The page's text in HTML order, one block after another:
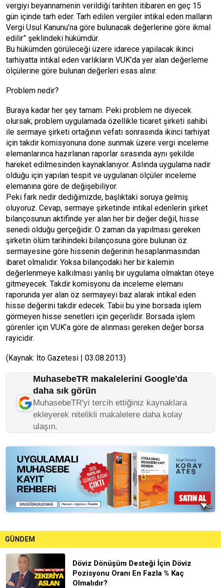
vergiyi beyannamenin verildiği tarihten itibaren en geç 15
gün içinde tarh eder. Tarh edilen vergiler intikal eden malların
Vergi Usul Kanunu’na göre bulunacak değerlerine göre ikmal
edilir” şeklindeki hükümdür.
Bu hükümden görüleceği üzere idarece yapılacak ikinci
tarhiyatta intikal eden varlıkların VUK’da yer alan değerleme
ölçülerine göre bulunan değerleri esas alınır.
Problem nedir?
Buraya kadar her şey tamam. Peki problem ne diyecek
olursak; problem uygulamada özellikle ticaret şirketi sahibi
ile sermaye şirketi ortağının vefatı sonrasında ikinci tarhiyat
için takdir komisyonuna done sunmak üzere vergi inceleme
elemanlarınca hazırlanan raporlar sırasında aynı şekilde
hareket edilmesinden kaynaklanıyor. Aslında uygulama nadir
olduğu için yapılan tespit ve uygulanan ölçüler inceleme
elemanına göre de değişebiliyor.
Peki fark nedir dediğimizde, başlıktaki soruya gelmiş
oluyoruz. Cevap, sermaye şirketinde intikal edenlerin şirket
bilançosunun aktifinde yer alan her bir değer değil, hisse
senedi olduğu gerçeğidir. O zaman da yapılması gereken
şirketin ölüm tarihindeki bilançosuna göre bulunan öz
sermayesine göre hissenin değerinin hesaplanmasından
ibaret olmalıdır. Yoksa bilançodaki her bir kalemin
değerlenmeye kalkılması yanlış bir uygulama olmaktan öteye
gitmeyecek. Takdir komisyonu da inceleme elemanı
raporunda yer alan öz sermayeyi baz alarak intikal eden
hisse değerini takdir edecek. Tabii bu yine borsada işlem
görmeyen hisse senetleri için geçerlidir. Borsada işlem
görenler için VUK’a göre de alınması gereken değer borsa
rayicidir.
(Kaynak: İto Gazetesi | 03.08.2013)
MuhasebeTR makalelerini Google'da
daha sık görün
MuhasebeTR'yi tercih ettiğiniz kaynaklara
ekleyerek nitelikli makalelere daha kolay
ulaşın.
GÜNDEM
Döviz Dönüşüm Desteği İçin Döviz
Pozisyonu Oranı En Fazla % Kaç
Olmalıdır?